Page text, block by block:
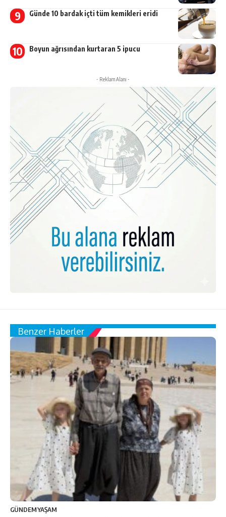
Günde 10 bardak içti tüm kemikleri eridi
Boyun ağrısından kurtaran 5 ipucu
- Reklam Alanı -
Benzer Haberler
GÜNDEMYAŞAM